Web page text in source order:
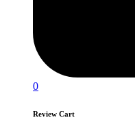
0
Review Cart